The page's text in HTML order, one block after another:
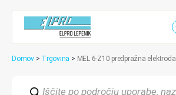
Domov > Trgovina > MEL 6-Z10 predpražna
search